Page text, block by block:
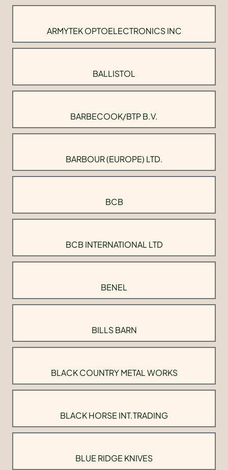
ARMYTEK OPTOELECTRONICS INC
BALLISTOL
BARBECOOK/BTP B.V.
BARBOUR (EUROPE) LTD.
BCB
BCB INTERNATIONAL LTD
BENEL
BILLS BARN
BLACK COUNTRY METAL WORKS
BLACK HORSE INT.TRADING
BLUE RIDGE KNIVES